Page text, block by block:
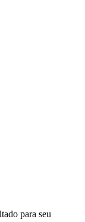
para seu